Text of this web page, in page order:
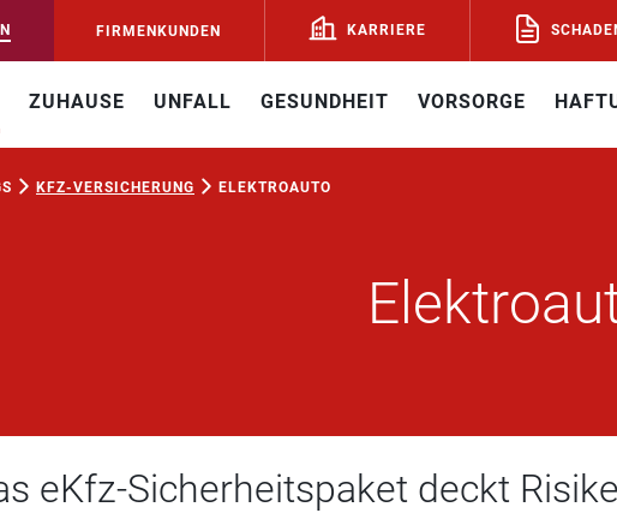
FIRMENKUNDEN KARRIERE
ZUHAUSE UNFALL GESUNDHEIT VORSORGE
KFZ-VERSICHERUNG ELEKTROAUTO
eKfz-Sicherheitspaket deckt